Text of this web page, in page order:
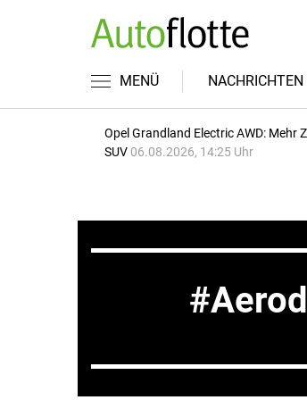
MENÜ NACHRICHTEN
Opel Grandland Electric AWD: Mehr
SUV 06.08.2026, 14:25 Uhr